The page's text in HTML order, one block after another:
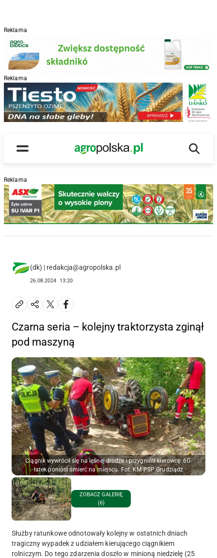
Reklama
Reklama
Menu
Main Logo
Reklama
(dk) | redakcja@agropolska.pl
26.08.2024 13:20
Czarna seria – kolejny traktorzysta zginął
pod maszyną
Ciągnik wywrócił się na leśnej drodze i przygniótł kierowcę. 60-
latek poniósł śmierć na miejscu. Fot. KM PSP Grudziądz
ZOBACZ GALERIĘ
(6)
Służby ratunkowe odnotowały kolejny w ostatnich dniach
tragiczny wypadek z udziałem kierującego ciągnikiem
rolniczym. Do tego zdarzenia doszło w minioną niedzielę (25